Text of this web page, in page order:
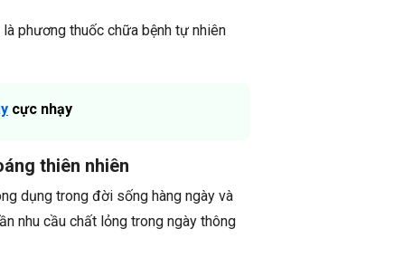
phương thuốc chữa bệnh tự nhiên
cực nhạy
thiên nhiên
dụng trong đời sống hàng ngày và
nhu cầu chất lỏng trong ngày thông